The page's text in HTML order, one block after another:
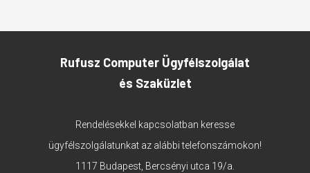
Rufusz Computer Ügyfélszolgálat
és Szaküzlet
Rendelésekkel kapcsolatban keresse
ügyfélszolgálatunkat az alábbi telefonszámokon!
1117 Budapest, Bercsényi utca 19/a.